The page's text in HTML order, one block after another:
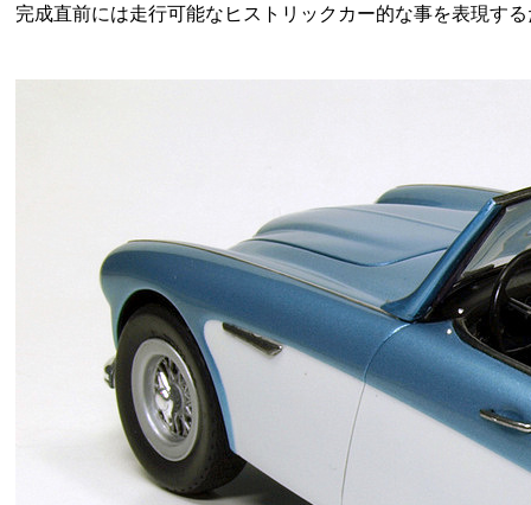
完成直前には走行可能なヒストリックカー的な事を表現す